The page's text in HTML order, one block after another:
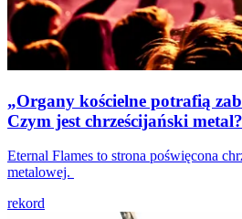
„Organy kościelne potrafią
Czym jest chrześcijański metal?
Eternal Flames to strona poświęcona
metalowej.
rekord